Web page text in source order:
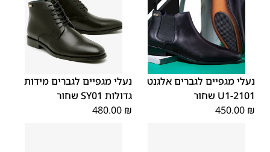
39
42
43
44
45
46
נעלי מגפיים לגברים אלגנט
2101-U1 שחור
450.00 ₪
נעלי מגפיים לגברים מידות
גדולות SY01 שחור
480.00 ₪